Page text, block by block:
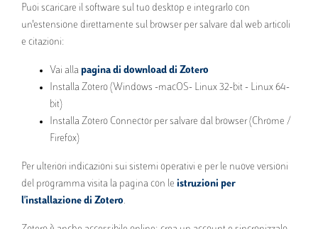
Puoi scaricare il software sul tuo desktop e integrarlo con
un'estensione direttamente sul browser per salvare dal web articoli
e citazioni:
Vai alla pagina di download di Zotero
Installa Zotero (Windows -macOS- Linux 32-bit - Linux 64-
bit)
Installa Zotero Connector per salvare dal browser (Chrome /
Firefox)
Per ulteriori indicazioni sui sistemi operativi e per le nuove versioni
del programma visita la pagina con le istruzioni per
l'installazione di Zotero.